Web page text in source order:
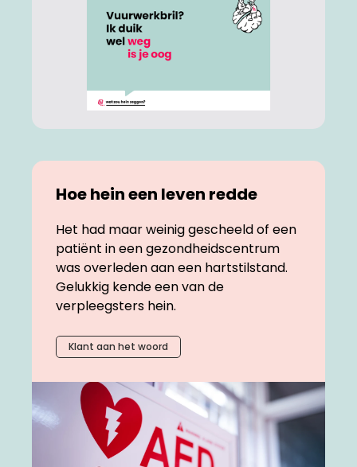
Hoe hein een leven redde
Het had maar weinig gescheeld of een
patiënt in een gezondheidscentrum
was overleden aan een hartstilstand.
Gelukkig kende een van de
verpleegsters hein.
Klant aan het woord